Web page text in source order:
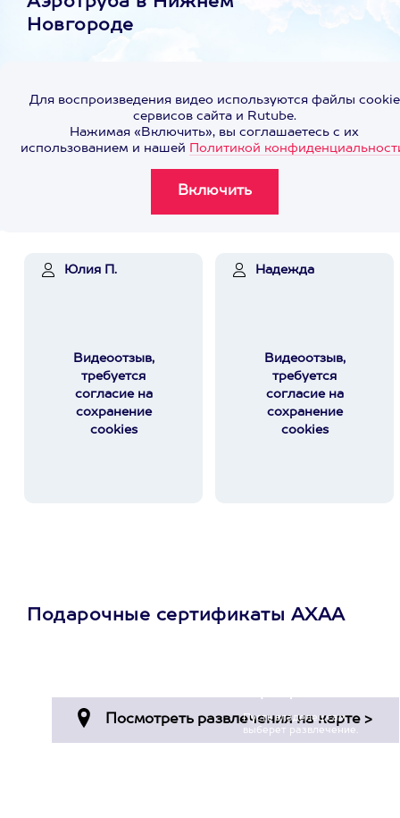
Новгороде
Для воспроизведения видео используются файлы cookie
сервисов сайта и Rutube.
Нажимая «Включить», вы соглашаетесь с их
использованием и нашей Политикой
Юлия П.
Видеоотзыв,
требуется
согласие на
сохранение
cookies
Надежда
Видеоотзыв,
требуется
согласие на
сохранение
cookies
Подарочные сертификаты АХАА
Пусть владелец сам
выберет развлечение.